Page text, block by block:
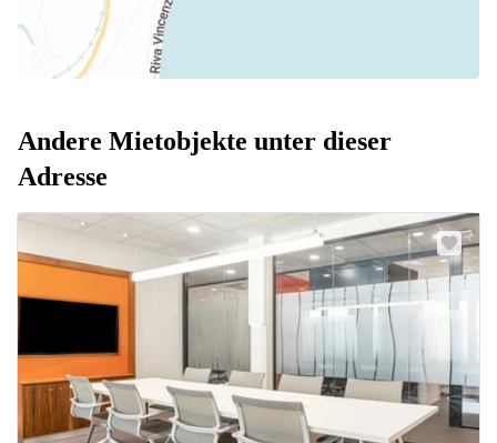
Andere Mietobjekte unter dieser
Adresse